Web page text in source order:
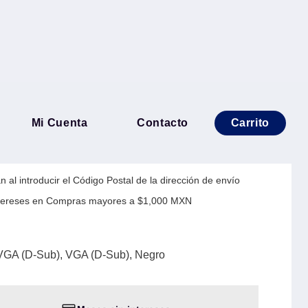
Mi Cuenta Contacto Carrito
- 10 m, VGA (D-Sub),
al introducir el Código Postal de la dirección de envío
en Compras mayores a $1,000 MXN
(D-Sub), VGA (D-Sub), Negro